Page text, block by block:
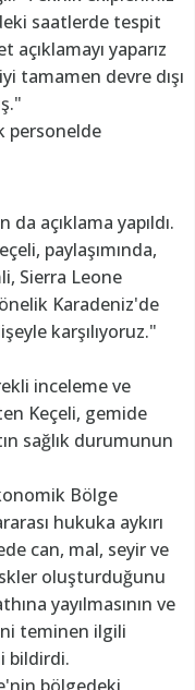
saatlerde tespit
yaparız
tamamen devre dışı
personelde
da açıklama yapıldı.
paylaşımında,
Sierra Leone
Karadeniz'de
karşılıyoruz."
inceleme ve
Keçeli, gemide
sağlık durumunun
Bölge
hukuka aykırı
can, mal, seyir ve
oluşturduğunu
yayılmasının ve
teminen ilgili
bildirdi.